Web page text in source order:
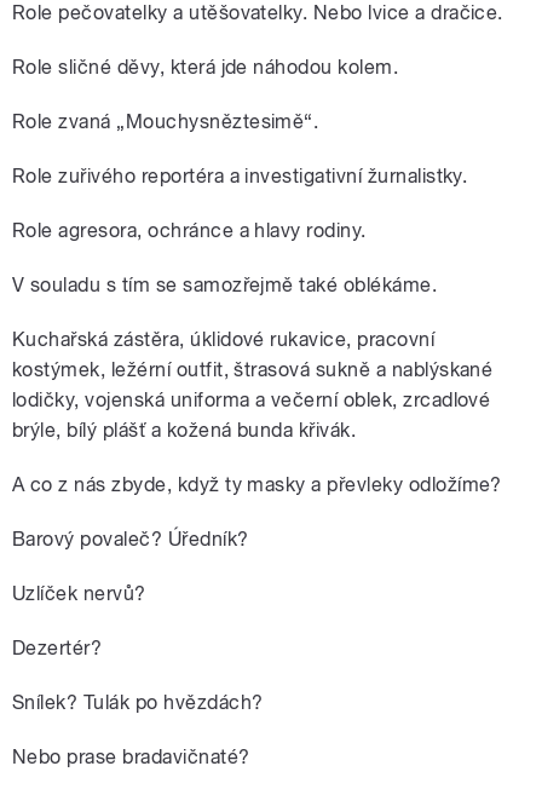
Role pečovatelky a utěšovatelky. Nebo lvice a dračice.
Role sličné děvy, která jde náhodou kolem.
Role zvaná „Mouchysněztesimě“.
Role zuřivého reportéra a investigativní žurnalistky.
Role agresora, ochránce a hlavy rodiny.
V souladu s tím se samozřejmě také oblékáme.
Kuchařská zástěra, úklidové rukavice, pracovní
kostýmek, ležérní outfit, štrasová sukně a nablýskané
lodičky, vojenská uniforma a večerní oblek, zrcadlové
brýle, bílý plášť a kožená bunda křivák.
A co z nás zbyde, když ty masky a převleky odložíme?
Barový povaleč? Úředník?
Uzlíček nervů?
Dezertér?
Snílek? Tulák po hvězdách?
Nebo prase bradavičnaté?